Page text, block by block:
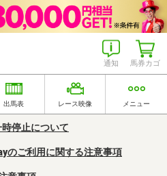
馬券カゴ
通知
出馬表 レース映像 メニュー
時停止について
のご利用に関する注意事項